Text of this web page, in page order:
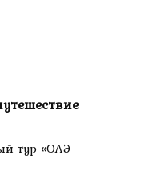
тур «ОАЭ